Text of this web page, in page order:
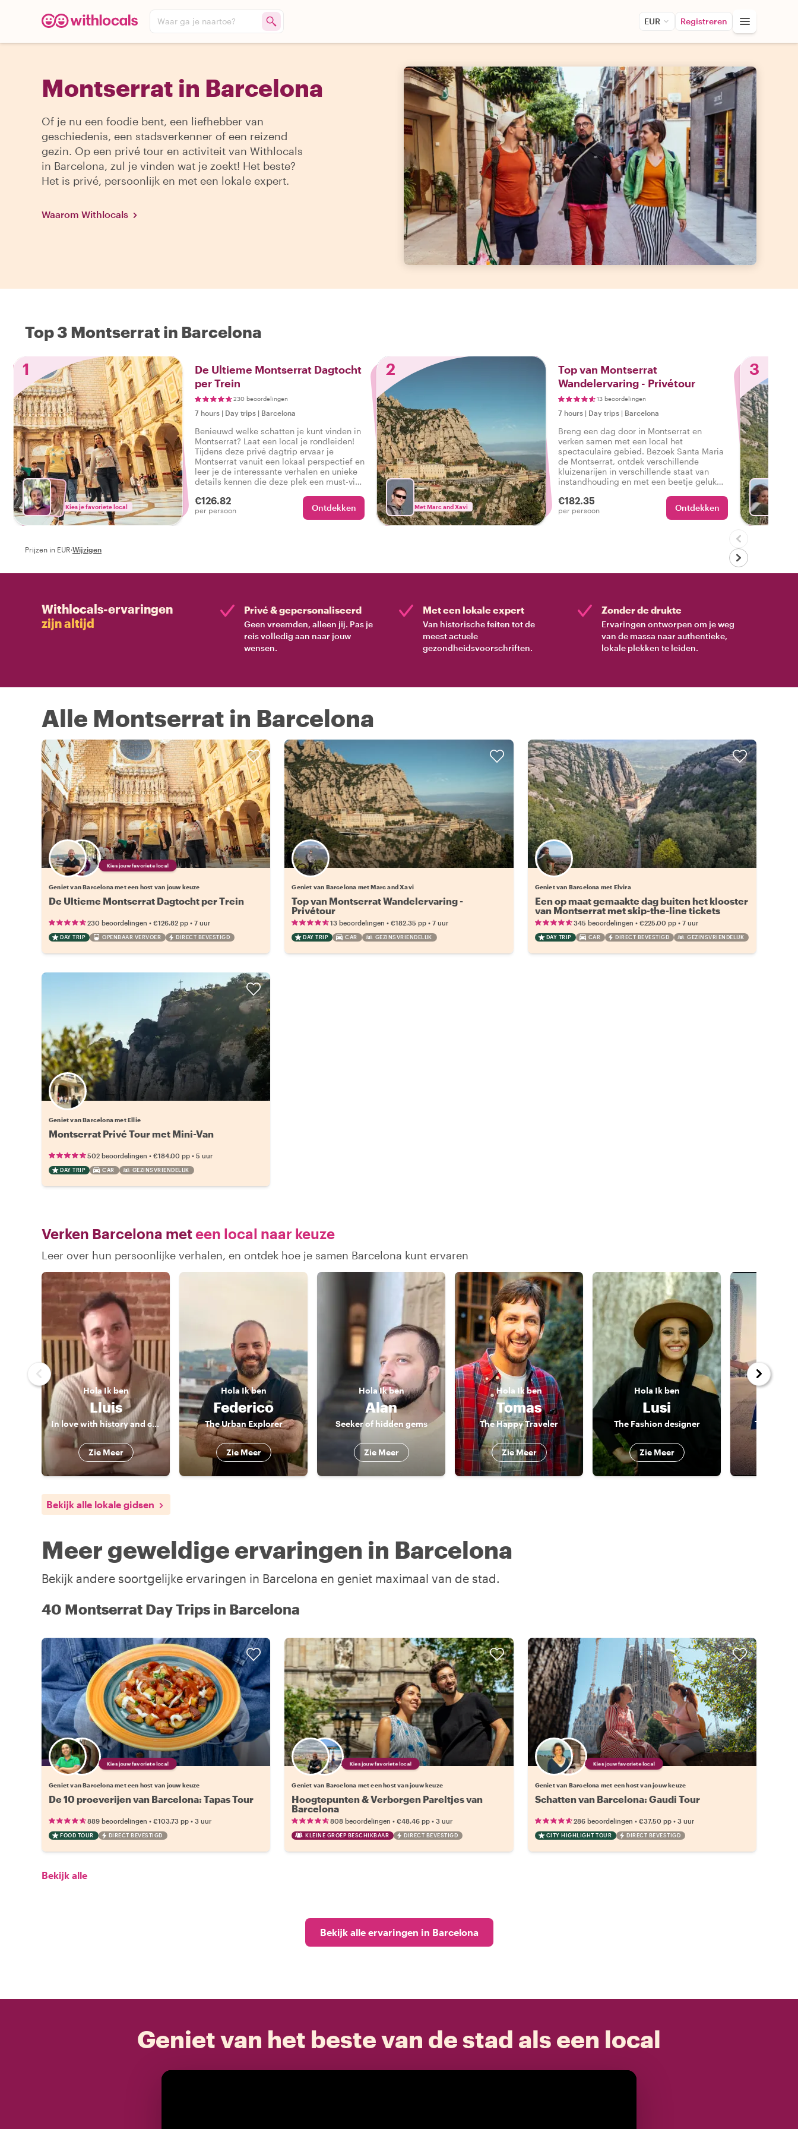
Waar ga je naartoe? EUR Registreren
Montserrat in Barcelona
Of je nu een foodie bent, een liefhebber van
geschiedenis, een stadsverkenner of een reizend
gezin. Op een privé tour en activiteit van Withlocals
in Barcelona, zul je vinden wat je zoekt! Het beste?
Het is privé, persoonlijk en met een lokale expert.
Waarom Withlocals
Top 3 Montserrat in Barcelona
1
Kies je favoriete local
De Ultieme Montserrat Dagtocht
per Trein
230 beoordelingen
7 hours | Day trips | Barcelona
Benieuwd welke schatten je kunt vinden in
Montserrat? Laat een local je rondleiden!
Tijdens deze privé dagtrip ervaar je
Montserrat vanuit een lokaal perspectief en
leer je de interessante verhalen en unieke
details kennen die deze plek een must-visit
€126.82
per persoon Ontdekken
2
Met Marc and Xavi
Top van Montserrat
Wandelervaring - Privétour
13 beoordelingen
7 hours | Day trips | Barcelona
Breng een dag door in Montserrat en
verken samen met een local het
spectaculaire gebied. Bezoek Santa Maria
de Montserrat, ontdek verschillende
kluizenarijen in verschillende staat van
instandhouding en met een beetje geluk
€182.35
per persoon Ontdekken
3
Prijzen in EUR·Wijzigen
Withlocals-ervaringen
zijn altijd
Privé & gepersonaliseerd
Geen vreemden, alleen jij. Pas je
reis volledig aan naar jouw
wensen.
Met een lokale expert
Van historische feiten tot de
meest actuele
gezondheidsvoorschriften.
Zonder de drukte
Ervaringen ontworpen om je weg
van de massa naar authentieke,
lokale plekken te leiden.
Alle Montserrat in Barcelona
Kies jouw favoriete local
Geniet van Barcelona met een host van jouw keuze
De Ultieme Montserrat Dagtocht per Trein
230 beoordelingen • €126.82 pp • 7 uur
DAY TRIP OPENBAAR VERVOER DIRECT BEVESTIGD
Geniet van Barcelona met Marc and Xavi
Top van Montserrat Wandelervaring -
Privétour
13 beoordelingen •€182.35 pp •7 uur
DAY TRIP CAR GEZINSVRIENDELIJK
Geniet van Barcelona met Elvira
Een op maat gemaakte dag buiten het klooster
van Montserrat met skip-the-line tickets
345 beoordelingen • €225.00 pp• 7 uur
DAY TRIP CAR DIRECT BEVESTIGD GEZINSVRIENDELIJK
Geniet van Barcelona met Ellie
Montserrat Privé Tour met Mini-Van
502 beoordelingen • €184.00 pp • 5 uur
DAY TRIP CAR GEZINSVRIENDELIJK
Verken Barcelona meteen local naar keuze
Leer over hun persoonlijke verhalen, en ontdek hoe je samen Barcelona kunt ervaren
HolaIk ben
Lluis
In love with history and culture
Zie Meer
Hola Ik ben
Federico
The Urban Explorer
Zie Meer
Hola Ik ben
Alan
Seeker of hidden gems
Zie Meer
Hola Ik ben
Tomas
The Happy Traveler
Zie Meer
Hola Ik ben
Lusi
The Fashion designer
Zie Meer
The
Bekijk alle lokale gidsen
Meer geweldige ervaringen in Barcelona
Bekijk andere soortgelijke ervaringen in Barcelona en geniet maximaal van de stad.
40 Montserrat Day Trips in Barcelona
Kies jouw favoriete local
Geniet van Barcelona met een host van jouw keuze
De 10 proeverijen van Barcelona: Tapas Tour
889 beoordelingen • €103.73 pp • 3 uur
FOOD TOUR DIRECT BEVESTIGD
Kies jouw favoriete local
Geniet van Barcelona met een host van jouw keuze
Hoogtepunten & Verborgen Pareltjes van
Barcelona
808 beoordelingen •€48.46 pp •3 uur
KLEINE GROEP BESCHIKBAAR DIRECT BEVESTIGD
Kies jouw favoriete local
Geniet van Barcelona met een host van jouw keuze
Schatten van Barcelona: Gaudi Tour
286 beoordelingen • €37.50 pp• 3 uur
CITY HIGHLIGHT TOUR DIRECT BEVESTIGD
Bekijk alle
Bekijk alle ervaringen in Barcelona
Geniet van het beste van de stad als een local